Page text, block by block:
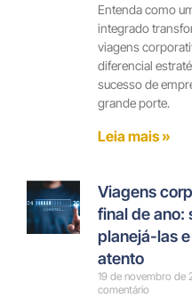
Entenda como
integrado
viagens
diferencial
sucesso de
grande porte.
Leia mais »
Viagens
final de ano:
planejá-las
atento
19 de novembro de
comentário